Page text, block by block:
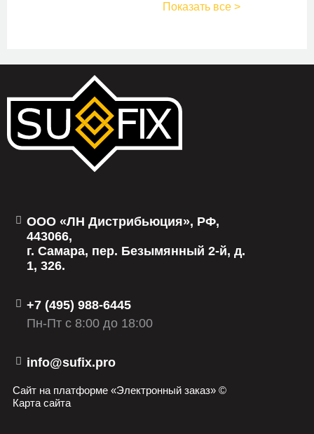
Показать все >
ООО «ЛН Дистрибьюция», РФ,
443066,
г. Самара, пер. Безымянный 2-й, д.
1, 326.
+7 (495) 988-6445
Пн-Пт с 8:00 до 18:00
info@sufix.pro
Сайт на платформе «Электронный заказ» ©
Карта сайта